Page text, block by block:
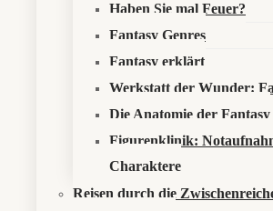
Haben Sie mal Feuer?
Fantasy Genres
Fantasy erklärt
Werkstatt der Wunder:
Die Anatomie der Fantasy
Figurenklinik:
Charaktere
Reisen durch die
Newsletter
© 2026 Fantasykosmos